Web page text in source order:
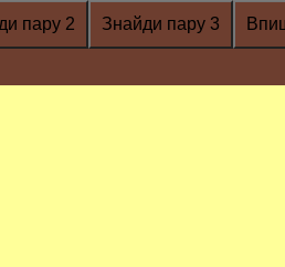
пару 2 Знайди пару 3